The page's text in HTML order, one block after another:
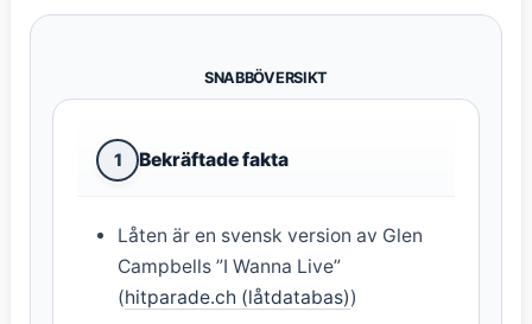
SNABBÖVERSIKT
1 Bekräftade fakta
Låten är en svensk version av Glen
Campbells ”I Wanna Live”
(hitparade.ch (låtdatabas))